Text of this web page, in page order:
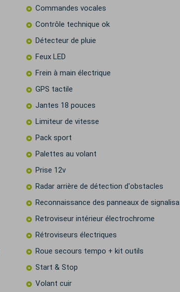
Commandes vocales
Contrôle technique ok
Détecteur de pluie
Feux LED
Frein à main électrique
GPS tactile
Jantes 18 pouces
Limiteur de vitesse
Pack sport
Palettes au volant
Prise 12v
Radar arrière de détection d'obstacles
Reconnaissance des panneaux de
Retroviseur intérieur électrochrome
Rétroviseurs électriques
Roue secours tempo + kit outils
Start & Stop
Volant cuir